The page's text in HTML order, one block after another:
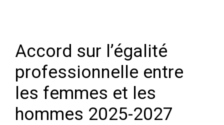
Accord sur l’égalité
professionnelle entre
les femmes et les
hommes 2025-2027